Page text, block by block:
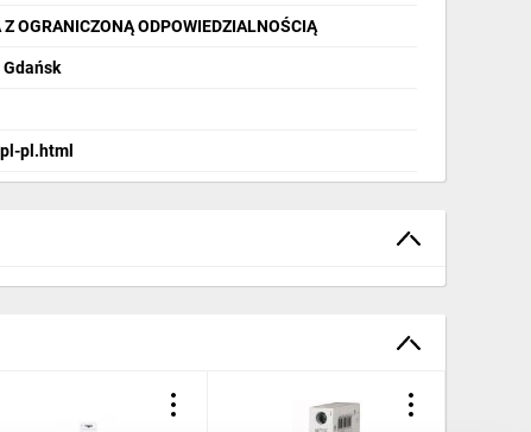
OGRANICZONĄ ODPOWIEDZIALNOŚCIĄ
pl.html